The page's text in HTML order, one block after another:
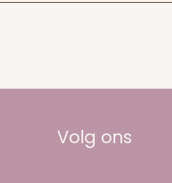
Volg ons